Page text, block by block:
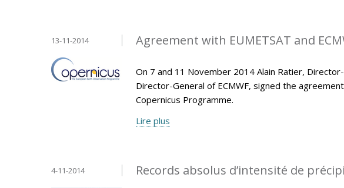
Agreement with EUMETSAT and
13-11-2014
On 7 and 11 November 2014 Alain Ratier,
Director-General of ECMWF, signed the
Copernicus Programme.
Lire plus
Records absolus d’intensité de
4-11-2014